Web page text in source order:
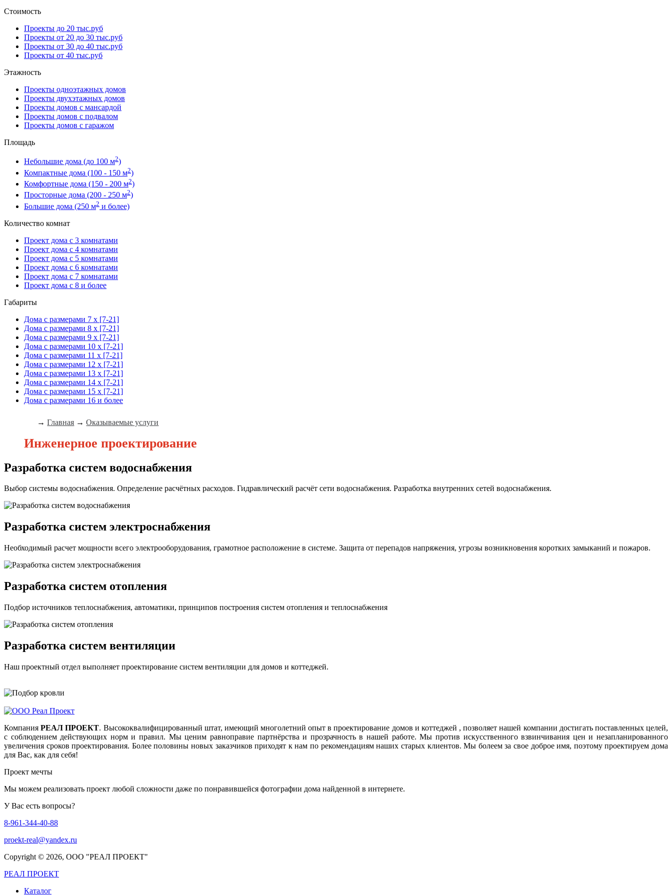
Стоимость
Проекты до 20 тыс.руб
Проекты от 20 до 30 тыс.руб
Проекты от 30 до 40 тыс.руб
Проекты от 40 тыс.руб
Этажность
Проекты одноэтажных домов
Проекты двухэтажных домов
Проекты домов с мансардой
Проекты домов с подвалом
Проекты домов с гаражом
Площадь
Небольшие дома (до 100 м2)
Компактные дома (100 - 150 м2)
Комфортные дома (150 - 200 м2)
Просторные дома (200 - 250 м2)
Большие дома (250 м2 и более)
Количество комнат
Проект дома с 3 комнатами
Проект дома с 4 комнатами
Проект дома с 5 комнатами
Проект дома с 6 комнатами
Проект дома с 7 комнатами
Проект дома с 8 и более
Габариты
Дома с размерами 7 x [7-21]
Дома с размерами 8 x [7-21]
Дома с размерами 9 x [7-21]
Дома с размерами 10 x [7-21]
Дома с размерами 11 x [7-21]
Дома с размерами 12 x [7-21]
Дома с размерами 13 x [7-21]
Дома с размерами 14 x [7-21]
Дома с размерами 15 x [7-21]
Дома с размерами 16 и более
→Главная →Оказываемые услуги
Инженерное проектирование
Разработка систем водоснабжения
Выбор системы водоснабжения. Определение расчётных расходов. Гидравлический расчёт сети водоснабжения. Разработка внутренних сетей водоснабжения.
Разработка систем электроснабжения
Необходимый расчет мощности всего электрооборудования, грамотное расположение в системе. Защита от перепадов напряжения, угрозы возникновения коротких замыканий и пожаров.
Разработка систем отопления
Подбор источников теплоснабжения, автоматики, принципов построения систем отопления и теплоснабжения
Разработка систем вентиляции
Наш проектный отдел выполняет проектирование систем вентиляции для домов и коттеджей.
КомпанияРЕАЛ ПРОЕКТ. Высококвалифицированный штат, имеющий многолетний опыт в проектирование домов и коттеджей , позволяет нашей компании достигать поставленных целей,
с соблюдением действующих норм и правил. Мы ценим равноправие партнёрства и прозрачность в нашей работе. Мы против искусственного взвинчивания цен и незапланированного
увеличения сроков проектирования. Более половины новых заказчиков приходят к нам по рекомендациям наших старых клиентов. Мы болеем за свое доброе имя, поэтому проектируем дома
для Вас, как для себя!
Проект мечты
Мы можем реализовать проект любой сложности даже по понравившейся фотографии дома найденной в интернете.
У Вас есть вопросы?
8-961-344-40-88
proekt-real@yandex.ru
Copyright © 2026, ООО "РЕАЛ ПРОЕКТ"
РЕАЛ ПРОЕКТ
Каталог